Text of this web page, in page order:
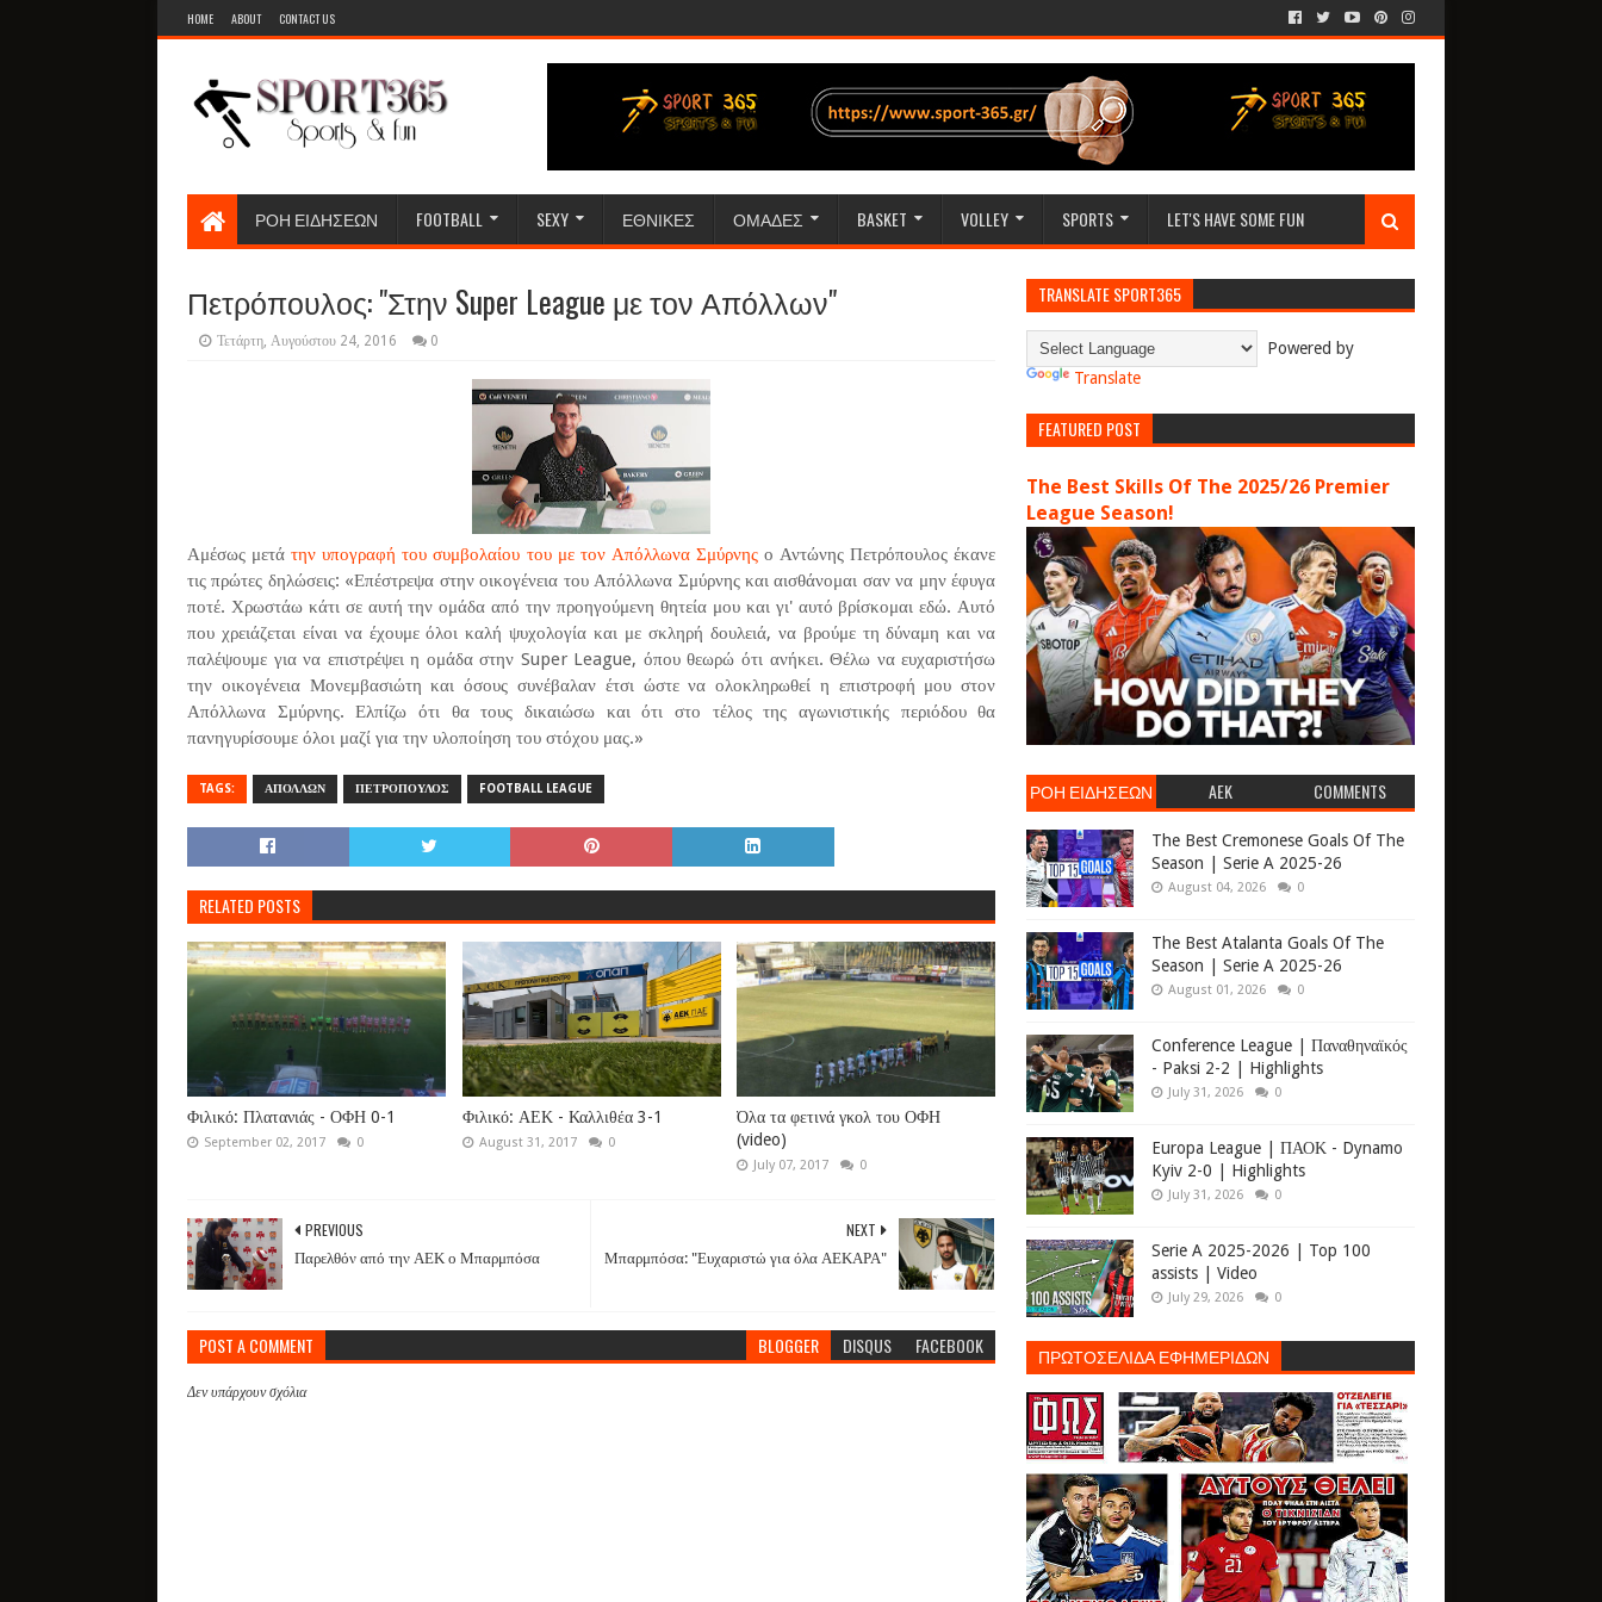
HOME ABOUT CONTACT US
ΡΟΗ ΕΙΔΗΣΕΩΝ FOOTBALL SEXY ΕΘΝΙΚΕΣ ΟΜΑΔΕΣ BASKET VOLLEY SPORTS LET'S HAVE SOME FUN
Πετρόπουλος: "Στην Super League με τον Απόλλων"
Τετάρτη, Αυγούστου 24, 2016 0
Αμέσως μετάτην υπογραφή του συμβολαίου του με τον Απόλλωνα Σμύρνηςο Αντώνης Πετρόπουλος έκανε
τις πρώτες δηλώσεις: «Επέστρεψα στην οικογένεια του Απόλλωνα Σμύρνης και αισθάνομαι σαν να μην έφυγα
ποτέ. Χρωστάω κάτι σε αυτή την ομάδα από την προηγούμενη θητεία μου και γι' αυτό βρίσκομαι εδώ. Αυτό
που χρειάζεται είναι να έχουμε όλοι καλή ψυχολογία και με σκληρή δουλειά, να βρούμε τη δύναμη και να
παλέψουμε για να επιστρέψει η ομάδα στην Super League, όπου θεωρώ ότι ανήκει. Θέλω να ευχαριστήσω
την οικογένεια Μονεμβασιώτη και όσους συνέβαλαν έτσι ώστε να ολοκληρωθεί η επιστροφή μου στον
Απόλλωνα Σμύρνης. Ελπίζω ότι θα τους δικαιώσω και ότι στο τέλος της αγωνιστικής περιόδου θα
πανηγυρίσουμε όλοι μαζί για την υλοποίηση του στόχου μας.»
TAGS: ΑΠΟΛΛΩΝ ΠΕΤΡΟΠΟΥΛΟΣ FOOTBALL LEAGUE
RELATED POSTS
Φιλικό: Πλατανιάς - ΟΦΗ 0-1
September 02, 2017 0
Φιλικό: ΑΕΚ - Καλλιθέα 3-1
August 31, 2017 0
Όλα τα φετινά γκολ του ΟΦΗ
(video)
July 07, 2017 0
NEXT
Μπαρμπόσα: "Ευχαριστώ για όλα ΑΕΚΑΡΑ"
PREVIOUS
Παρελθόν από την ΑΕΚ ο Μπαρμπόσα
POST A COMMENT BLOGGER DISQUS FACEBOOK
Δεν υπάρχουν σχόλια
TRANSLATE SPORT365
Powered by
Translate
FEATURED POST
The Best Skills Of The 2025/26 Premier
League Season!
ΡΟΗ ΕΙΔΗΣΕΩΝ AEK COMMENTS
The Best Cremonese Goals Of The
Season | Serie A 2025-26
August 04, 2026 0
The Best Atalanta Goals Of The
Season | Serie A 2025-26
August 01, 2026 0
Conference League | Παναθηναϊκός
- Paksi 2-2 | Highlights
July 31, 2026 0
Europa League | ΠΑΟΚ - Dynamo
Kyiv 2-0 | Highlights
July 31, 2026 0
Serie A 2025-2026 | Top 100
assists | Video
July 29, 2026 0
ΠΡΩΤΟΣΕΛΙΔΑ ΕΦΗΜΕΡΙΔΩΝ